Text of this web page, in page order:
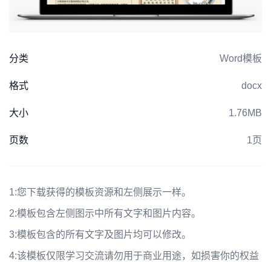
分类 Word模板
格式 docx
大小 1.76MB
页数 1页
1:您下载获得的模板资源和左侧展示一样。
2:模板包含左侧图示中所有文字和图片内容。
3:模板包含的所有文字及图片均可以修改。
4:该模板仅限学习交流请勿用于商业用途，如损害你的权益